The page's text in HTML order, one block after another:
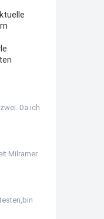
Da ich
Milramer